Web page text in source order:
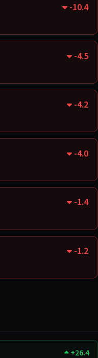
-10.4
-4.5
-4.2
-4.0
-1.4
-1.2
+26.4